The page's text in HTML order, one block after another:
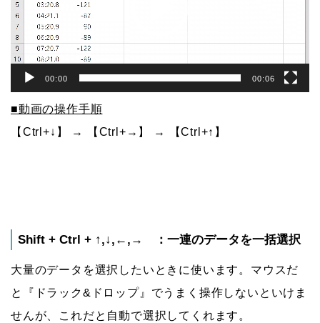
ヤ
ー
00:00 00:06
■動画の操作手順
【Ctrl+↓】 → 【Ctrl+→】 → 【Ctrl+↑】
Shift + Ctrl + ↑,↓,←,→ ：一連のデータを一括選択
大量のデータを選択したいときに使います。マウスだ
と『ドラック&ドロップ』でうまく操作しないといけま
せんが、これだと自動で選択してくれます。